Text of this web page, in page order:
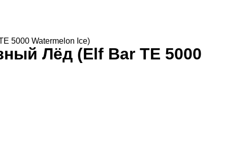
5000 Watermelon Ice)
Лёд (Elf Bar TE 5000